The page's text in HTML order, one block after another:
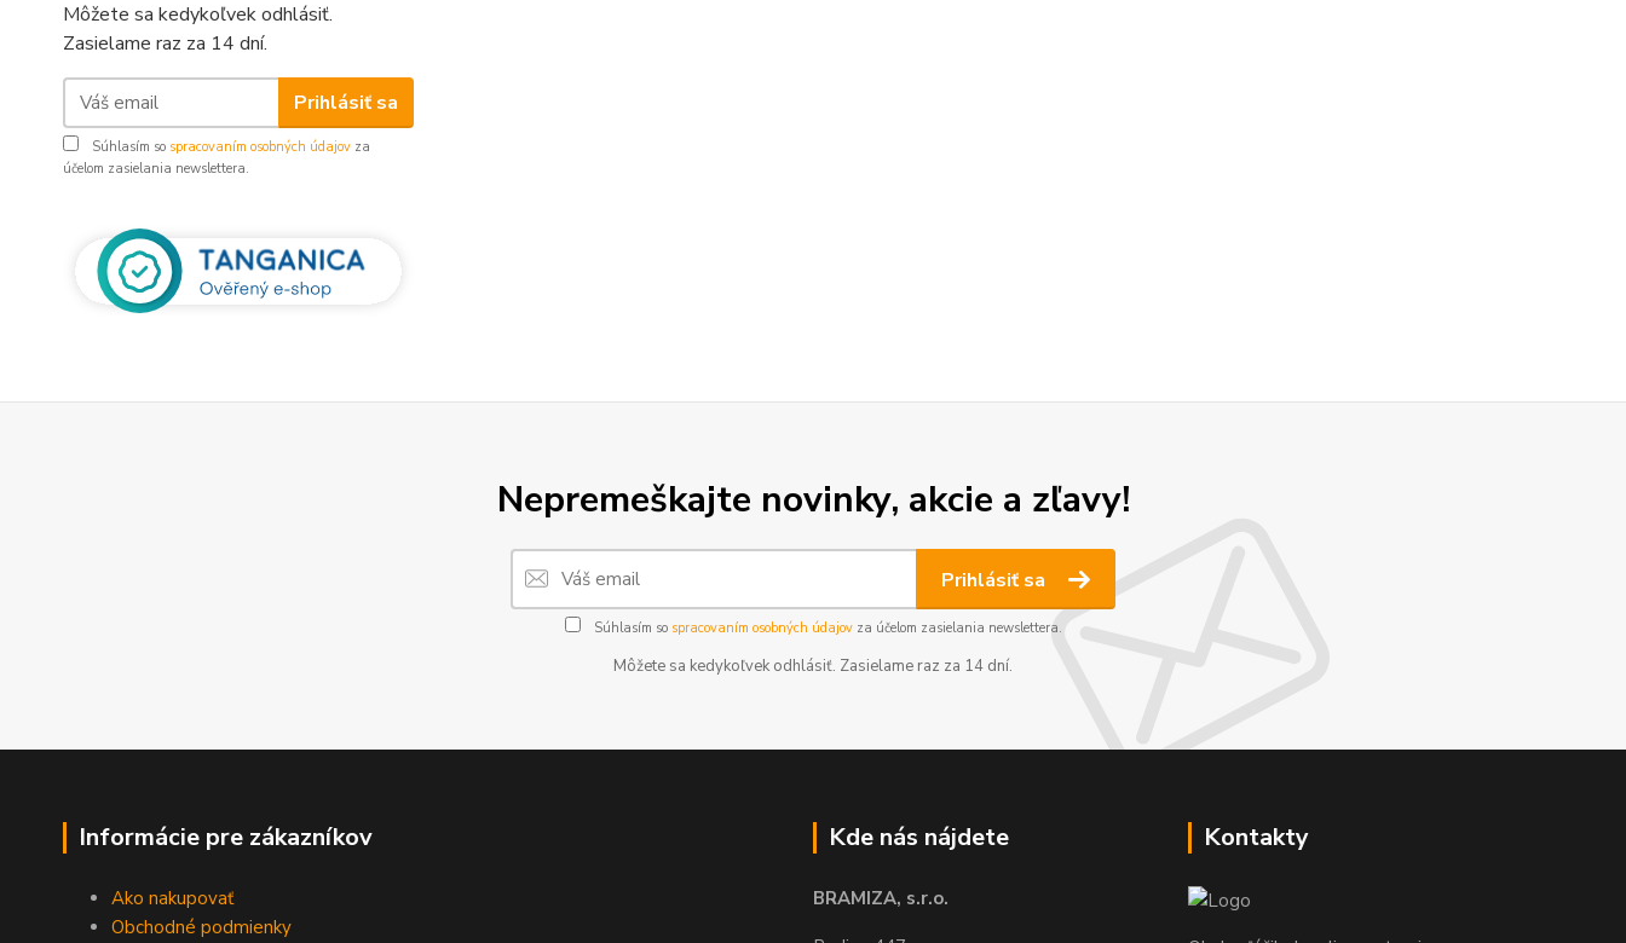
Môžete sa kedykoľvek odhlásiť.
Zasielame raz za 14 dní.
Prihlásiť sa
Súhlasím so spracovaním osobných údajov za
účelom zasielania newslettera.
Nepremeškajte novinky, akcie a zľavy!
Prihlásiť sa
Súhlasím so spracovaním osobných údajovza účelom zasielania newslettera.
Môžete sa kedykoľvek odhlásiť. Zasielame raz za 14 dní.
Informácie pre zákazníkov
Ako nakupovať
Obchodné podmienky
Kde nás nájdete
BRAMIZA, s.r.o.
Kontakty